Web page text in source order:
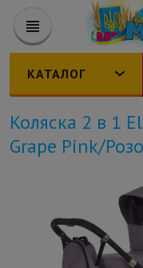
КАТАЛОГ
Коляска 2 в 1
Grape Pink/